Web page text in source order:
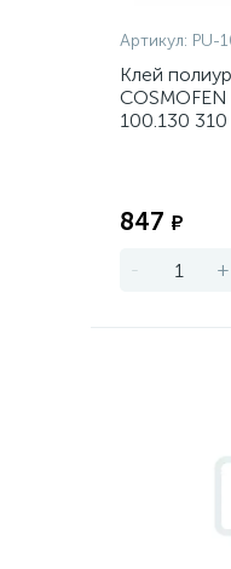
Артикул: PU-
Клей
100.130
847 ₽
- +